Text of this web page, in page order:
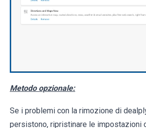
Metodo opzionale:
Se i problemi con la rimozione di
persistono, ripristinare le impostazioni